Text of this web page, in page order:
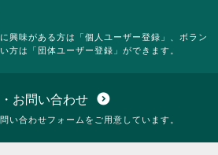
興味がある方は「個人ユーザー登録」、ボラン
方は「団体ユーザー登録」ができます。
お問い合わせ expand_circle_down
い合わせフォームをご用意しています。